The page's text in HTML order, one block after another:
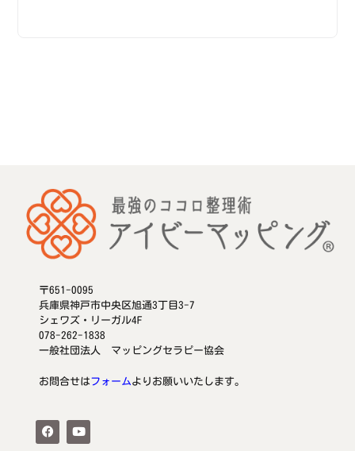
〒651-0095
兵庫県神戸市中央区旭通3丁目3-7
シェワズ・リーガル4F
078-262-1838
一般社団法人 マッピングセラピー協会
お問合せはフォーム よりお願いいたします。